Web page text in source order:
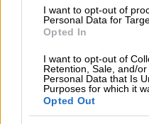
I want to opt-out of
Personal Data for
Opted In
I want to opt-out of
Retention, Sale, and/
Personal Data that Is
Purposes for which it
Opted Out
A post shared by KAYLA